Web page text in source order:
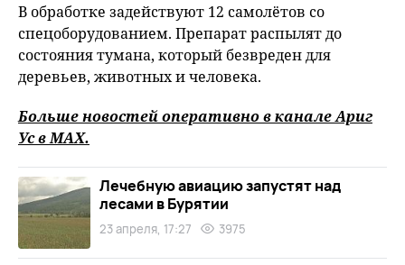
В обработке задействуют 12 самолётов со
спецоборудованием. Препарат распылят до
состояния тумана, который безвреден для
деревьев, животных и человека.
Больше новостей оперативно в канале Ариг
Ус вMAХ.
Лечебную авиацию запустят над
лесами в Бурятии
23 апреля, 17:27 3975